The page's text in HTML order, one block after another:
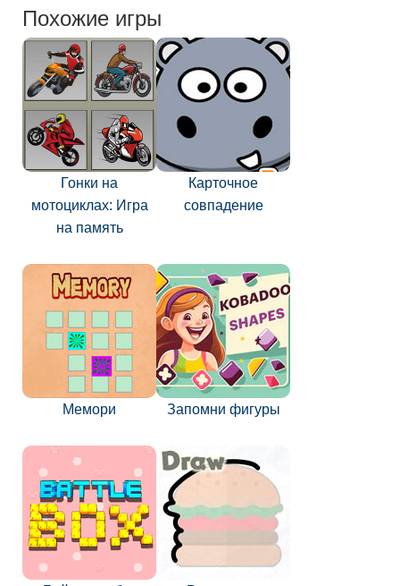
Похожие игры
Гонки на
мотоциклах: Игра
на память
Карточное
совпадение
Мемори Запомни фигуры